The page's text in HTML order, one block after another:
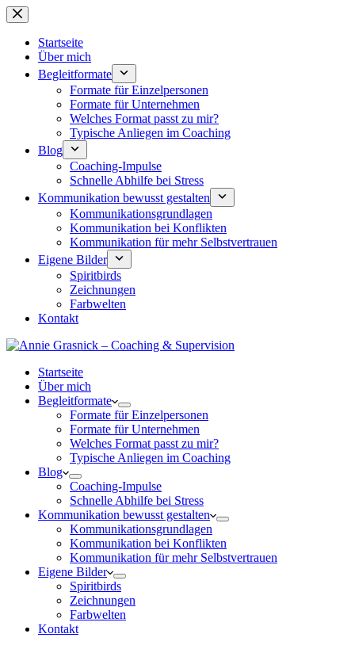
Zum
Inhalt
springenStartseite
Über mich
Begleitformate
Formate für Einzelpersonen
Formate für Unternehmen
Welches Format passt zu mir?
Typische Anliegen im Coaching
Blog
Coaching-Impulse
Schnelle Abhilfe bei Stress
Kommunikation bewusst gestalten
Kommunikationsgrundlagen
Kommunikation bei Konflikten
Kommunikation für mehr Selbstvertrauen
Eigene Bilder
Spiritbirds
Zeichnungen
Farbwelten
Kontakt
Startseite
Über mich
Begleitformate
Formate für Einzelpersonen
Formate für Unternehmen
Welches Format passt zu mir?
Typische Anliegen im Coaching
Blog
Coaching-Impulse
Schnelle Abhilfe bei Stress
Kommunikation bewusst gestalten
Kommunikationsgrundlagen
Kommunikation bei Konflikten
Kommunikation für mehr Selbstvertrauen
Eigene Bilder
Spiritbirds
Zeichnungen
Farbwelten
Kontakt